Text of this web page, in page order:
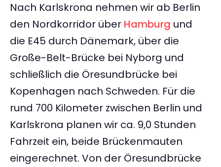
Nach Karlskrona nehmen wir ab Berlin
den Nordkorridor über Hamburg und
die E45 durch Dänemark, über die
Große-Belt-Brücke bei Nyborg und
schließlich die Öresundbrücke bei
Kopenhagen nach Schweden. Für die
rund 700 Kilometer zwischen Berlin und
Karlskrona planen wir ca. 9,0 Stunden
Fahrzeit ein, beide Brückenmauten
eingerechnet. Von der Öresundbrücke